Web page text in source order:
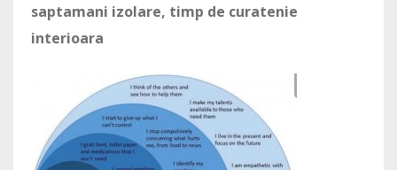
saptamani izolare, timp de curatenie
interioara